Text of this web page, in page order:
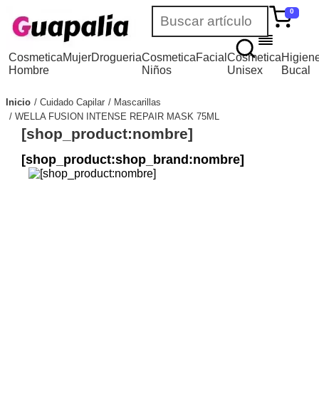
0
Cosmetica
Hombre
MujerDrogueriaCosmetica
Niños
FacialCosmetica
Unisex
Bucal
Inicio Cuidado Capilar
Mascarillas
WELLA FUSION INTENSE REPAIR MASK 75ML
[shop_product:nombre]
[shop_product:shop_brand:nombre]